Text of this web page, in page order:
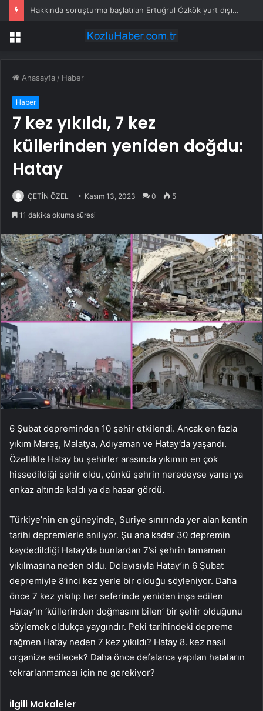
Hakkında soruşturma başlatılan Ertuğrul Özkök yurt dışından dönüyor
Menü
Anasayfa / Haber
Haber
7 kez yıkıldı, 7 kez
küllerinden yeniden doğdu:
Hatay
ÇETİN ÖZEL Kasım 13, 2023 0 5
11 dakika okuma süresi
6 Şubat depreminden 10 şehir etkilendi. Ancak en fazla
yıkım Maraş, Malatya, Adıyaman ve Hatay’da yaşandı.
Özellikle Hatay bu şehirler arasında yıkımın en çok
hissedildiği şehir oldu, çünkü şehrin neredeyse yarısı ya
enkaz altında kaldı ya da hasar gördü.
Türkiye’nin en güneyinde, Suriye sınırında yer alan kentin
tarihi depremlerle anılıyor. Şu ana kadar 30 depremin
kaydedildiği Hatay’da bunlardan 7’si şehrin tamamen
yıkılmasına neden oldu. Dolayısıyla Hatay’ın 6 Şubat
depremiyle 8’inci kez yerle bir olduğu söyleniyor. Daha
önce 7 kez yıkılıp her seferinde yeniden inşa edilen
Hatay’ın ‘küllerinden doğmasını bilen’ bir şehir olduğunu
söylemek oldukça yaygındır. Peki tarihindeki depreme
rağmen Hatay neden 7 kez yıkıldı? Hatay 8. kez nasıl
organize edilecek? Daha önce defalarca yapılan hataların
tekrarlanmaması için ne gerekiyor?
İlgili Makaleler